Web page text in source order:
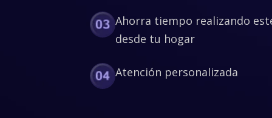
Ahorra tiempo realizando
desde tu hogar
Atención personalizada